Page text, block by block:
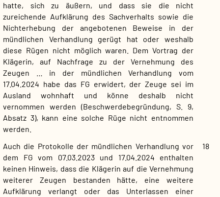
hatte, sich zu äußern, und dass sie die nicht
zureichende Aufklärung des Sachverhalts sowie die
Nichterhebung der angebotenen Beweise in der
mündlichen Verhandlung gerügt hat oder weshalb
diese Rügen nicht möglich waren. Dem Vortrag der
Klägerin, auf Nachfrage zu der Vernehmung des
Zeugen … in der mündlichen Verhandlung vom
17.04.2024 habe das FG erwidert, der Zeuge sei im
Ausland wohnhaft und könne deshalb nicht
vernommen werden (Beschwerdebegründung, S. 9,
Absatz 3), kann eine solche Rüge nicht entnommen
werden.
18
Auch die Protokolle der mündlichen Verhandlung vor
dem FG vom 07.03.2023 und 17.04.2024 enthalten
keinen Hinweis, dass die Klägerin auf die Vernehmung
weiterer Zeugen bestanden hätte, eine weitere
Aufklärung verlangt oder das Unterlassen einer